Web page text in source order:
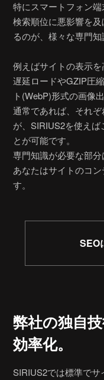
特にスマートフォン端
検索順位に悪影響を
るのが、様々な専門知
例えばサイトの表示
遅延ロードやGZIP圧
ト(WebP)形式の画像
通常であれば、それ
が、SIRIUS2を使え
とが可能です。
専門知識が必要な部分
あなたはサイトのコ
す。
SEO
弊社の独自技
効率化。
SIRIUS2では標準で